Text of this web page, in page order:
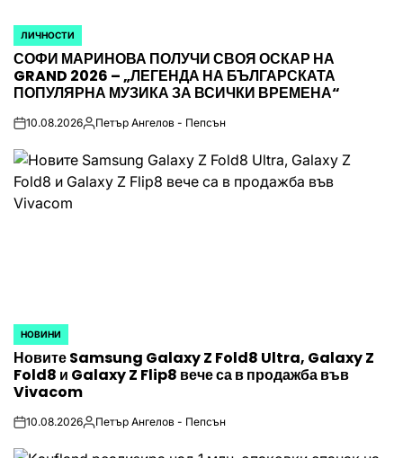
POSTED
IN
ЛИЧНОСТИ
СОФИ МАРИНОВА ПОЛУЧИ СВОЯ ОСКАР НА
GRAND 2026 – „ЛЕГЕНДА НА БЪЛГАРСКАТА
ПОПУЛЯРНА МУЗИКА ЗА ВСИЧКИ ВРЕМЕНА“
on10.08.2026PostedПетър Ангелов - Пепсън
POSTED
IN
НОВИНИ
Новите Samsung Galaxy Z Fold8 Ultra, Galaxy Z
Fold8 и Galaxy Z Flip8 вече са в продажба във
Vivacom
on10.08.2026PostedПетър Ангелов - Пепсън